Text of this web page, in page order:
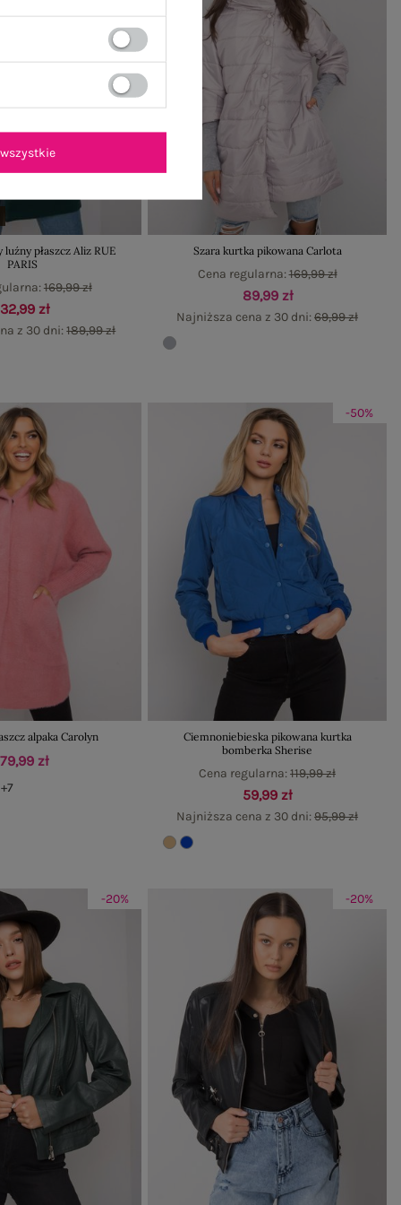
płaszcz Aliz RUE
PARIS
zł
z 30 dni:189,99 zł
169,99 zł
Szara kurtka pikowana Carlota
89,99 zł
Najniższa cena z 30 dni:69,99 zł
Cena regularna:169,99 zł
alpaka Carolyn
zł
+7
-50%
Ciemnoniebieska pikowana kurtka
bomberka Sherise
59,99 zł
Najniższa cena z 30 dni:95,99 zł
Cena regularna:119,99 zł
-20% -20%